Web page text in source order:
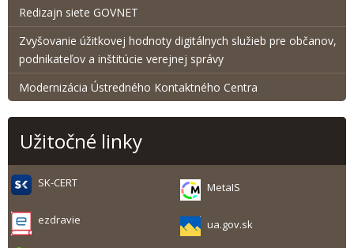
Redizajn siete GOVNET
Zvyšovanie úžitkovej hodnoty digitálnych služieb pre občanov,
podnikateľov a inštitúcie verejnej správy
Modernizácia Ústredného Kontaktného Centra
Užitočné linky
SK-CERT MetaIS
ezdravie ua.gov.sk